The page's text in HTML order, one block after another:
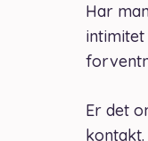
Har
Er det